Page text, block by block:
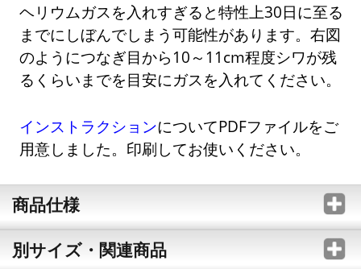
ヘリウムガスを入れすぎると特性上30日に至る
までにしぼんでしまう可能性があります。右図
のようにつなぎ目から10～11cm程度シワが残
るくらいまでを目安にガスを入れてください。
インストラクションについてPDFファイルをご
用意しました。印刷してお使いください。
商品仕様
別サイズ・関連商品